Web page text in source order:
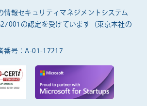
情報セキュリティマネジメントシステム
の認定を受けています（東京本社の
番号：A-01-17217